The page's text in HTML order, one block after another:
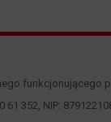
funkcjonującego
61 352, NIP: